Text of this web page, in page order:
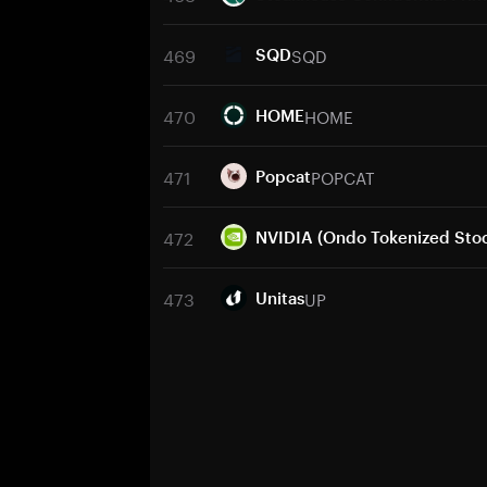
469 SQDSQD
470 HOMEHOME
471 PopcatPOPCAT
472 NVIDIA (Ondo Tokenized
473 UnitasUP